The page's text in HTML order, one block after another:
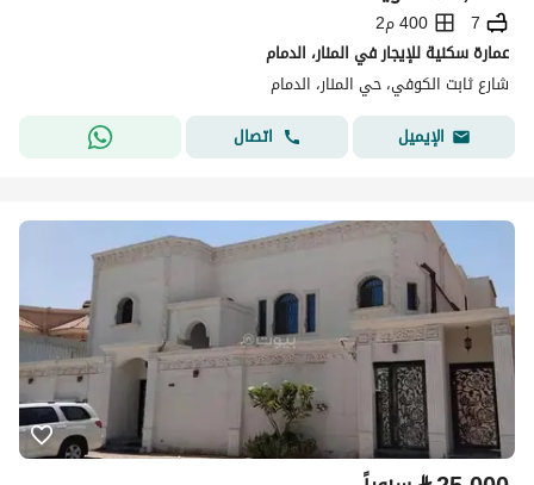
7
400 م2
عمارة سكنية للإيجار في المنار، الدمام
شارع ثابت الكوفي، حي المنار، الدمام
الإيميل
اتصال